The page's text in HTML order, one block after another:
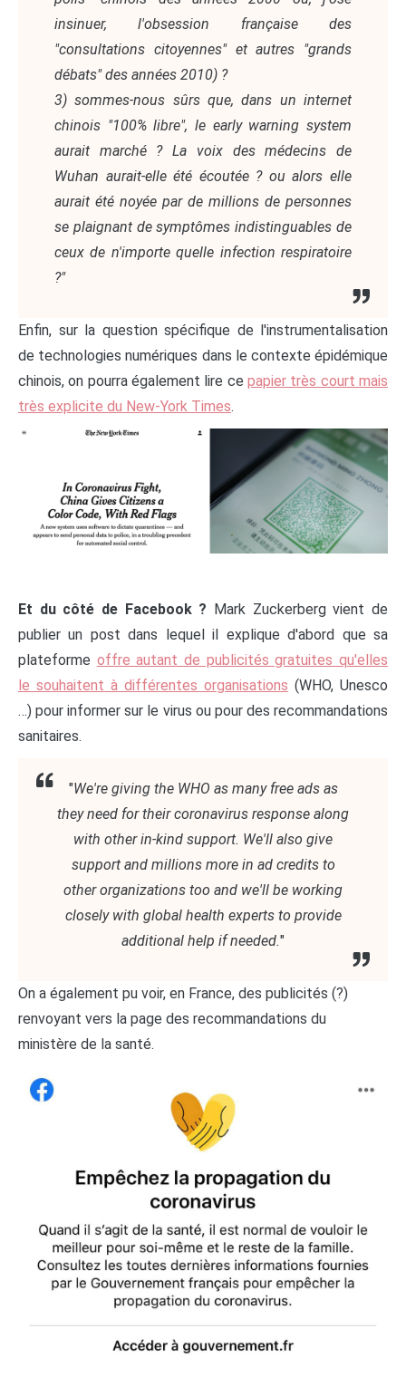
insinuer, l'obsession française des
"consultations citoyennes" et autres "grands
débats" des années 2010) ?
3) sommes-nous sûrs que, dans un internet
chinois "100% libre", le early warning system
aurait marché ? La voix des médecins de
Wuhan aurait-elle été écoutée ? ou alors elle
aurait été noyée par de millions de personnes
se plaignant de symptômes indistinguables de
ceux de n'importe quelle infection respiratoire
?"
Enfin, sur la question spécifique de l'instrumentalisation
de technologies numériques dans le contexte épidémique
chinois, on pourra également lire ce papier très court mais
très explicite du New-York Times.
Et du côté de Facebook ? Mark Zuckerberg vient de
publier un post dans lequel il explique d'abord que sa
plateforme offre autant de publicités gratuites qu'elles
le souhaitent à différentes organisations (WHO, Unesco
…) pour informer sur le virus ou pour des recommandations
sanitaires.
"We're giving the WHO as many free ads as
they need for their coronavirus response along
with other in-kind support. We'll also give
support and millions more in ad credits to
other organizations too and we'll be working
closely with global health experts to provide
additional help if needed."
On a également pu voir, en France, des publicités (?)
renvoyant vers la page des recommandations du
ministère de la santé.